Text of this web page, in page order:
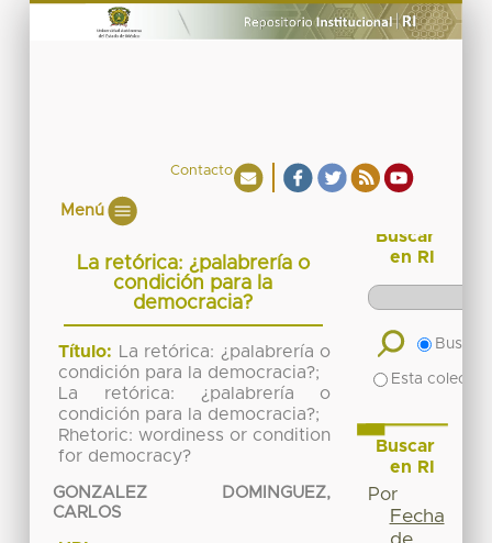
Contacto
Menú
La retórica: ¿palabrería o
condición para la
democracia?
Título: La retórica: ¿palabrería o
condición para la democracia?;
La retórica: ¿palabrería o
condición para la democracia?;
Rhetoric: wordiness or condition
for democracy?
GONZALEZ DOMINGUEZ,
CARLOS
Buscar
en RI
Buscar
Esta
Buscar
en RI
Por
Fecha